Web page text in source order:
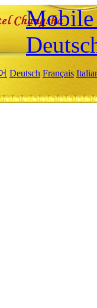
Mobile
Deutsch Français